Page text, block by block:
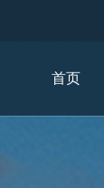
首页